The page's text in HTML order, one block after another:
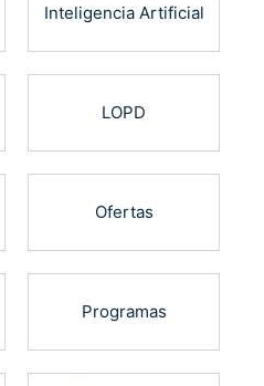
Inteligencia Artificial
LOPD
Ofertas
Programas